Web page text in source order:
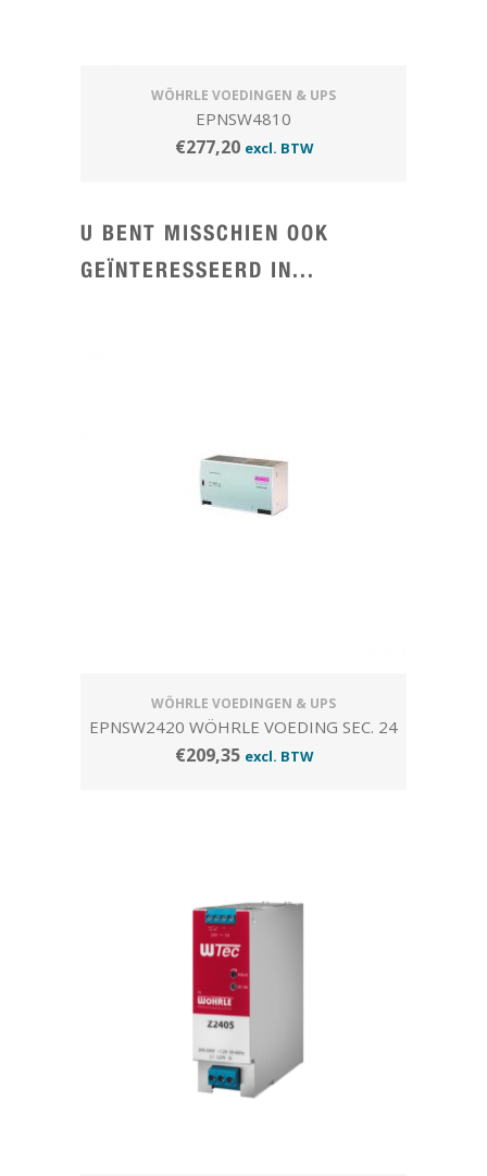
WÖHRLE VOEDINGEN & UPS
EPNSW4810
€277,20 excl. BTW
U BENT MISSCHIEN OOK
GEÏNTERESSEERD IN...
WÖHRLE VOEDINGEN & UPS
EPNSW2420 WÖHRLE VOEDING SEC. 24
VDC-20 AMP. (OPVOLGER V. EPNW2420)
€209,35 excl. BTW